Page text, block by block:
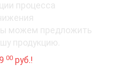
процесса
можем предложить
продукцию.
00 руб.!